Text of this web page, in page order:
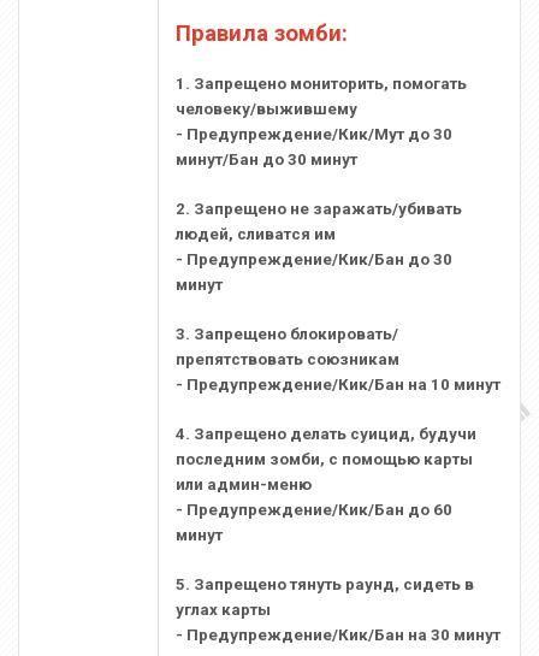
Правила зомби:
1. Запрещено мониторить, помогать
человеку/выжившему
- Предупреждение/Кик/Мут до 30
минут/Бан до 30 минут
2. Запрещено не заражать/убивать
людей, сливатся им
- Предупреждение/Кик/Бан до 30
минут
3. Запрещено блокировать/
препятствовать союзникам
- Предупреждение/Кик/Бан на 10 минут
4. Запрещено делать суицид, будучи
последним зомби, с помощью карты
или админ-меню
- Предупреждение/Кик/Бан до 60
минут
5. Запрещено тянуть раунд, сидеть в
углах карты
- Предупреждение/Кик/Бан на 30 минут